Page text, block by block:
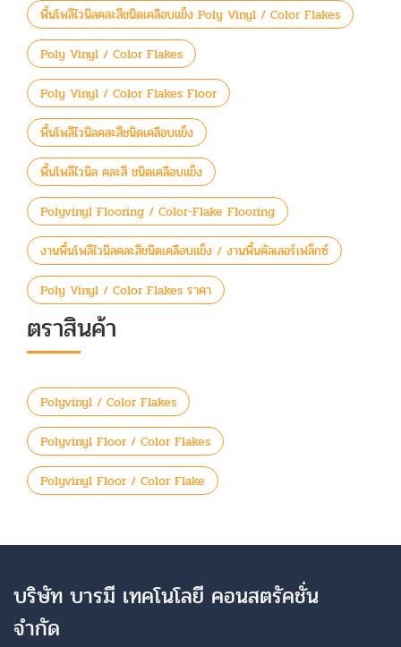
พื้นโพลีไวนิลคละสีชนิดเคลือบแข็ง Poly Vinyl / Color Flakes
Poly Vinyl / Color Flakes
Poly Vinyl / Color Flakes Floor
พื้นโพลีไวนิลคละสีชนิดเคลือบแข็ง
พื้นโพลีไวนิล คละสี ชนิดเคลือบแข็ง
Polyvinyl Flooring / Color-Flake Flooring
งานพื้นโพลีไวนิลคละสีชนิดเคลือบแข็ง / งานพื้นคัลเลอร์เฟล็กซ์
Poly Vinyl / Color Flakes ราคา
ตราสินค้า
Polyvinyl / Color Flakes
Polyvinyl Floor / Color Flakes
Polyvinyl Floor / Color Flake
บริษัท บารมี เทคโนโลยี คอนสตรัคชั่น
จำกัด